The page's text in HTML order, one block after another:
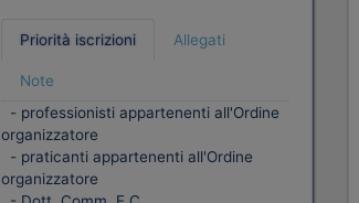
Priorità iscrizioni Allegati
Note
- professionisti appartenenti all'Ordine
organizzatore
- praticanti appartenenti all'Ordine
organizzatore